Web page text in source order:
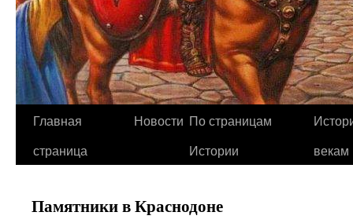
Главная
страница
Новости По страницам
Истории
векам
Памятники в Краснодоне